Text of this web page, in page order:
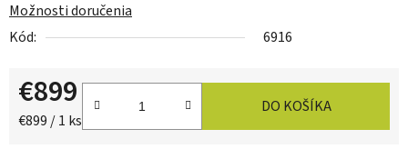
Možnosti doručenia
Kód:
6916
€899
Jednotková cena:
€899 / 1 ks
DO KOŠÍKA